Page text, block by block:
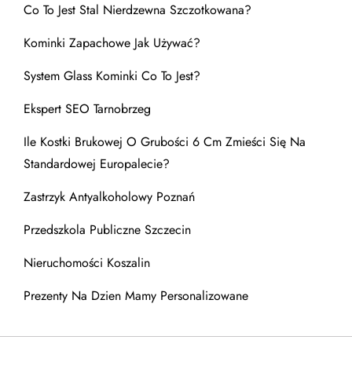
Co To Jest Stal Nierdzewna Szczotkowana?
Kominki Zapachowe Jak Używać?
System Glass Kominki Co To Jest?
Ekspert SEO Tarnobrzeg
Ile Kostki Brukowej O Grubości 6 Cm Zmieści Się Na
Standardowej Europalecie?
Zastrzyk Antyalkoholowy Poznań
Przedszkola Publiczne Szczecin
Nieruchomości Koszalin
Prezenty Na Dzien Mamy Personalizowane